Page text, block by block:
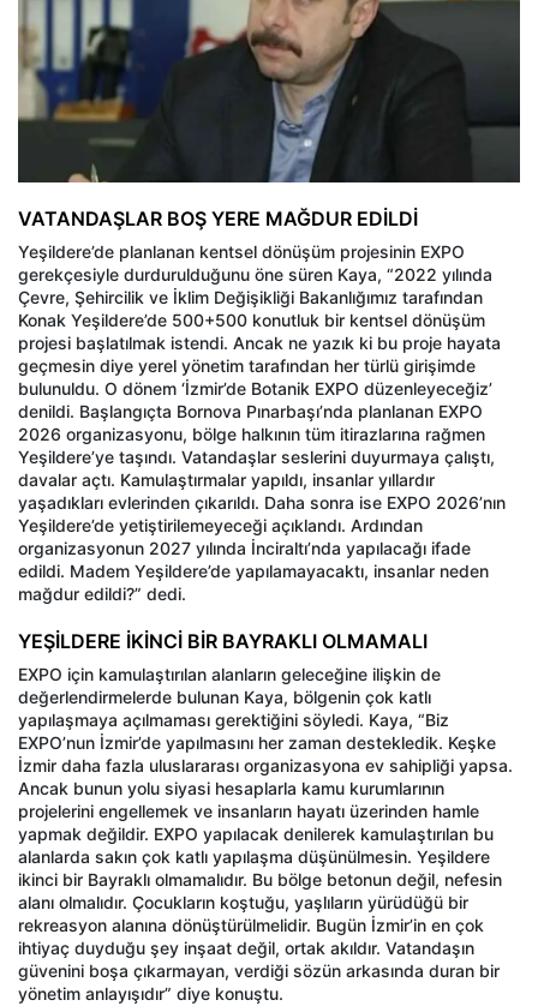
VATANDAŞLAR BOŞ YERE MAĞDUR EDİLDİ
Yeşildere’de planlanan kentsel dönüşüm projesinin EXPO
gerekçesiyle durdurulduğunu öne süren Kaya, “2022 yılında
Çevre, Şehircilik ve İklim Değişikliği Bakanlığımız tarafından
Konak Yeşildere’de 500+500 konutluk bir kentsel dönüşüm
projesi başlatılmak istendi. Ancak ne yazık ki bu proje hayata
geçmesin diye yerel yönetim tarafından her türlü girişimde
bulunuldu. O dönem ‘İzmir’de Botanik EXPO düzenleyeceğiz’
denildi. Başlangıçta Bornova Pınarbaşı’nda planlanan EXPO
2026 organizasyonu, bölge halkının tüm itirazlarına rağmen
Yeşildere’ye taşındı. Vatandaşlar seslerini duyurmaya çalıştı,
davalar açtı. Kamulaştırmalar yapıldı, insanlar yıllardır
yaşadıkları evlerinden çıkarıldı. Daha sonra ise EXPO 2026’nın
Yeşildere’de yetiştirilemeyeceği açıklandı. Ardından
organizasyonun 2027 yılında İnciraltı’nda yapılacağı ifade
edildi. Madem Yeşildere’de yapılamayacaktı, insanlar neden
mağdur edildi?” dedi.
YEŞİLDERE İKİNCİ BİR BAYRAKLI OLMAMALI
EXPO için kamulaştırılan alanların geleceğine ilişkin de
değerlendirmelerde bulunan Kaya, bölgenin çok katlı
yapılaşmaya açılmaması gerektiğini söyledi. Kaya, “Biz
EXPO’nun İzmir’de yapılmasını her zaman destekledik. Keşke
İzmir daha fazla uluslararası organizasyona ev sahipliği yapsa.
Ancak bunun yolu siyasi hesaplarla kamu kurumlarının
projelerini engellemek ve insanların hayatı üzerinden hamle
yapmak değildir. EXPO yapılacak denilerek kamulaştırılan bu
alanlarda sakın çok katlı yapılaşma düşünülmesin. Yeşildere
ikinci bir Bayraklı olmamalıdır. Bu bölge betonun değil, nefesin
alanı olmalıdır. Çocukların koştuğu, yaşlıların yürüdüğü bir
rekreasyon alanına dönüştürülmelidir. Bugün İzmir’in en çok
ihtiyaç duyduğu şey inşaat değil, ortak akıldır. Vatandaşın
güvenini boşa çıkarmayan, verdiği sözün arkasında duran bir
yönetim anlayışıdır” diye konuştu.